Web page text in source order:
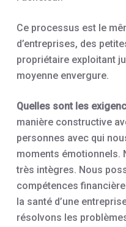
Ce processus est le
d’entreprises, des
propriétaire exploitant
moyenne envergure.
Quelles sont les
manière constructive
personnes avec qui
moments émotionnels.
très intègres. Nous
compétences
la santé d’une
résolvons les